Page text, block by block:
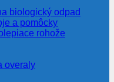
biologický odpad
a pomôcky
rohože
overaly